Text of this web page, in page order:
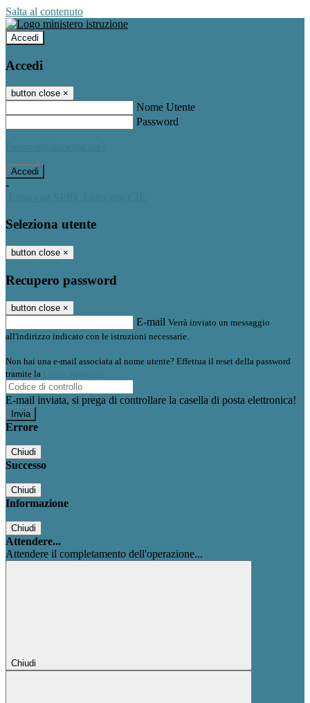
Salta al contenuto
Accedi
Accedi
button close ×
Nome Utente
Password
-
Seleziona utente
button close ×
Recupero password
button close ×
E-mail Verrà inviato un messaggio
all'indirizzo indicato con le istruzioni necessarie.
Non hai una e-mail associata al nome utente? Effettua il reset della password
tramite la
E-mail inviata, si prega di controllare la casella di posta elettronica!
Errore
Chiudi
Successo
Chiudi
Informazione
Chiudi
Attendere...
Attendere il completamento dell'operazione...
Chiudi